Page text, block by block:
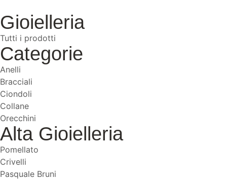
Gioielleria
Tutti i prodotti
Categorie
Anelli
Bracciali
Ciondoli
Collane
Orecchini
Alta Gioielleria
Pomellato
Crivelli
Pasquale Bruni